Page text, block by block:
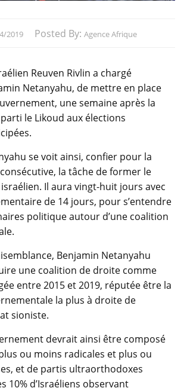
2019 Posted By: Agence Afrique
Reuven Rivlin a chargé
Netanyahu, de mettre en place
une semaine après la
le Likoud aux élections
se voit ainsi, confier pour la
la tâche de former le
Il aura vingt-huit jours avec
de 14 jours, pour s’entendre
politique autour d’une coalition
Benjamin Netanyahu
une coalition de droite comme
entre 2015 et 2019, réputée être la
la plus à droite de
sioniste.
devrait ainsi être composé
ou moins radicales et plus ou
et de partis ultraorthodoxes
10% d’Israéliens observant